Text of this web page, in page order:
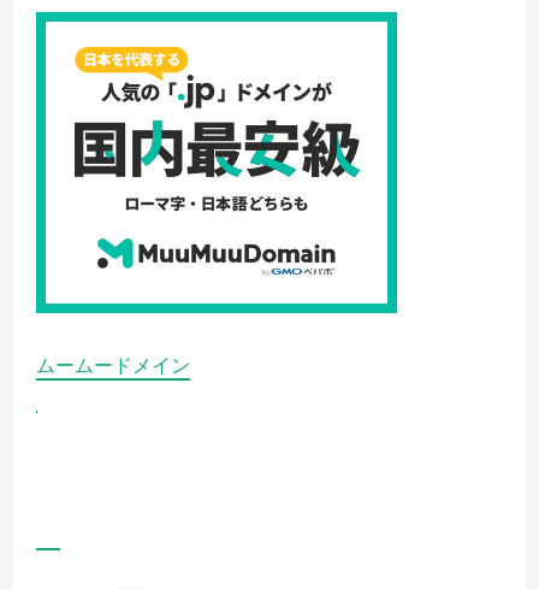
べ」-
楽
の
新
境
地
を
切
り
く
ッ
詳
ご
覧
ムームードメイン